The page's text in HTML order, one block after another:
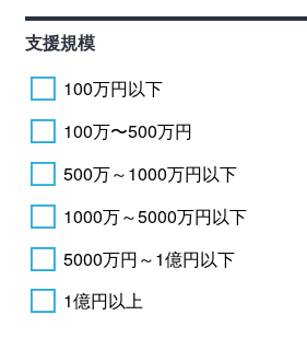
支援規模
100万円以下
100万〜500万円
500万～1000万円以下
1000万～5000万円以下
5000万円～1億円以下
1億円以上